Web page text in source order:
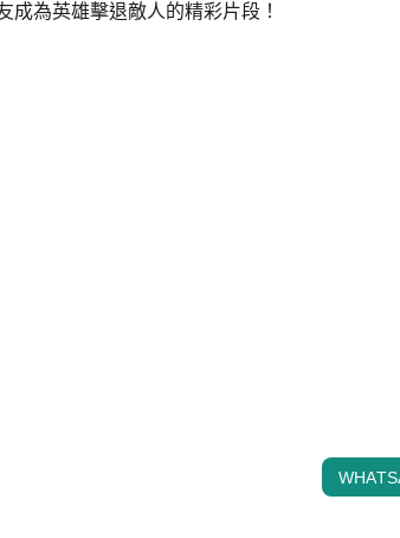
成為英雄擊退敵人的精彩片段！